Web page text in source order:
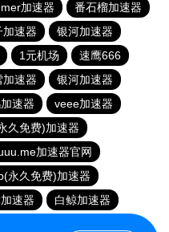
加速器
番石榴加速器
加速器
银河加速器
1元机场
速鹰666
加速器
银河加速器
速器
veee加速器
久免费)加速器
加速器官网
永久免费)加速器
速器
白鲸加速器